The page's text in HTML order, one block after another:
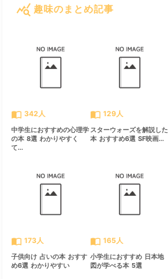
query_stats 趣味のまとめ記事
import_contacts 342人
中学生におすすめの心理学
の本 8選 わかりやすく
て...
import_contacts 129人
スターウォーズを解説した
本 おすすめ6選 SF映画...
import_contacts 173人
子供向け 占いの本 おすす
め6選 わかりやすい
import_contacts 165人
小学生におすすめ 日本地
図が学べる本 5選